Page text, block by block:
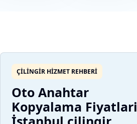
ÇILINGIR HIZMET REHBERI
Oto Anahtar
Kopyalama Fiyatlari